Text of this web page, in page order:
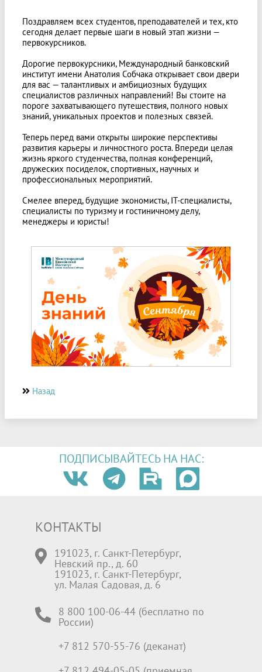
Поздравляем всех студентов, преподавателей и тех, кто
сегодня делает первые шаги в новый этап жизни —
первокурсников.
Дорогие первокурсники, Международный банковский
институт имени Анатолия Собчака открывает свои двери
для вас — талантливых и амбициозных будущих
специалистов различных направлений! Вы стоите на
пороге захватывающего путешествия, полного новых
знаний, уникальных проектов и полезных связей.
Теперь перед вами открыты широкие перспективы
развития карьеры и личностного роста. Впереди целая
жизнь яркого студенчества, полная конференций,
дружеских посиделок, спортивных, научных и
профессиональных мероприятий.
Смелее вперед, будущие экономисты, IT-специалисты,
специалисты по туризму и гостиничному делу,
менеджеры и юристы!
Назад
ПОДПИСЫВАЙТЕСЬ НА НАС:
КОНТАКТЫ
191023, г. Санкт-Петербург,
Невский пр., д. 60
191023, г. Санкт-Петербург,
ул. Малая Садовая, д. 6
8 800 100-06-44 (бесплатно по
России)
+7 812 570-55-76 (деканат)